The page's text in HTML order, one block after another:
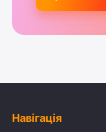
Навігація